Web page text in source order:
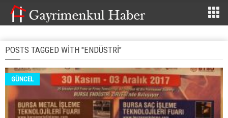
POSTS TAGGED WITH "ENDÜSTRI"
GÜNCEL